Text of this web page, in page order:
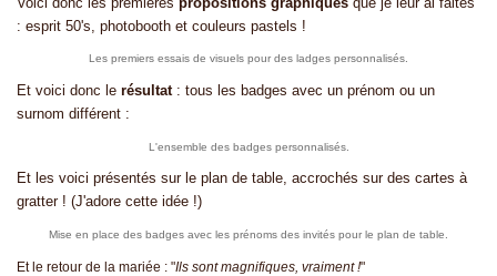
: esprit 50's, photobooth et couleurs pastels !
Les premiers essais de visuels pour des ladges personnalisés.
Et voici donc le résultat: tous les badges avec un prénom ou un
surnom différent :
L'ensemble des badges personnalisés.
Et les voici présentés sur le plan de table, accrochés sur des cartes à
gratter ! (J'adore cette idée !)
Mise en place des badges avec les prénoms des invités pour le plan de table.
Et le retour de la mariée : "Ils sont magnifiques, vraiment !"